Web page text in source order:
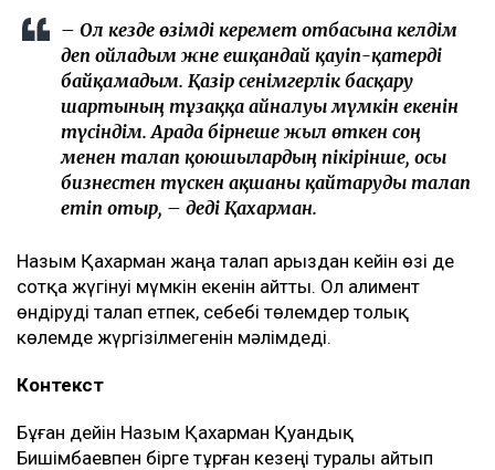
– Ол кезде өзімді керемет отбасына келдім
деп ойладым және ешқандай қауіп-қатерді
байқамадым. Қазір сенімгерлік басқару
шартының тұзаққа айналуы мүмкін екенін
түсіндім. Арада бірнеше жыл өткен соң
менен талап қоюшылардың пікірінше, осы
бизнестен түскен ақшаны қайтаруды талап
етіп отыр, – деді Қахарман.
Назым Қахарман жаңа талап арыздан кейін өзі де
сотқа жүгінуі мүмкін екенін айтты. Ол алимент
өндіруді талап етпек, себебі төлемдер толық
көлемде жүргізілмегенін мәлімдеді.
Контекст
Бұған дейін Назым Қахарман Қуандық
Бишімбаевпен бірге тұрған кезеңі туралы айтып